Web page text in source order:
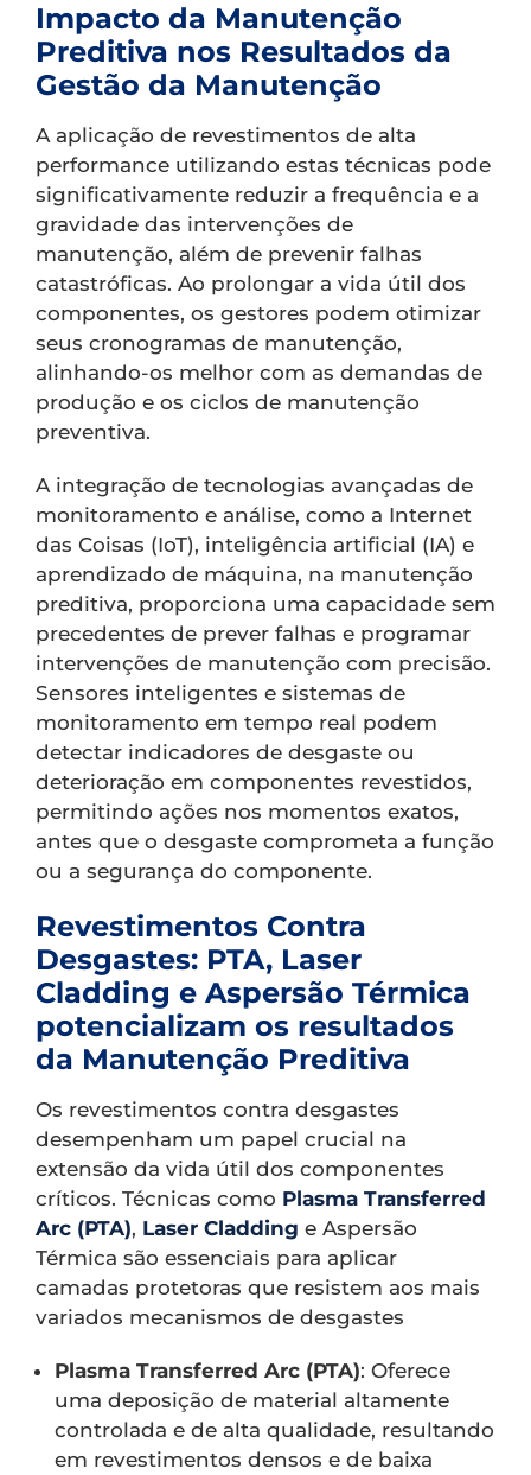
Impacto da Manutenção
Preditiva nos Resultados da
Gestão da Manutenção
A aplicação de revestimentos de alta
performance utilizando estas técnicas pode
significativamente reduzir a frequência e a
gravidade das intervenções de
manutenção, além de prevenir falhas
catastróficas. Ao prolongar a vida útil dos
componentes, os gestores podem otimizar
seus cronogramas de manutenção,
alinhando-os melhor com as demandas de
produção e os ciclos de manutenção
preventiva.
A integração de tecnologias avançadas de
monitoramento e análise, como a Internet
das Coisas (IoT), inteligência artificial (IA) e
aprendizado de máquina, na manutenção
preditiva, proporciona uma capacidade sem
precedentes de prever falhas e programar
intervenções de manutenção com precisão.
Sensores inteligentes e sistemas de
monitoramento em tempo real podem
detectar indicadores de desgaste ou
deterioração em componentes revestidos,
permitindo ações nos momentos exatos,
antes que o desgaste comprometa a função
ou a segurança do componente.
Revestimentos Contra
Desgastes: PTA, Laser
Cladding e Aspersão Térmica
potencializam os resultados
da Manutenção Preditiva
Os revestimentos contra desgastes
desempenham um papel crucial na
extensão da vida útil dos componentes
críticos. Técnicas como Plasma Transferred
Arc (PTA), Laser Cladding e Aspersão
Térmica são essenciais para aplicar
camadas protetoras que resistem aos mais
variados mecanismos de desgastes
Plasma Transferred Arc (PTA): Oferece
uma deposição de material altamente
controlada e de alta qualidade, resultando
em revestimentos densos e de baixa